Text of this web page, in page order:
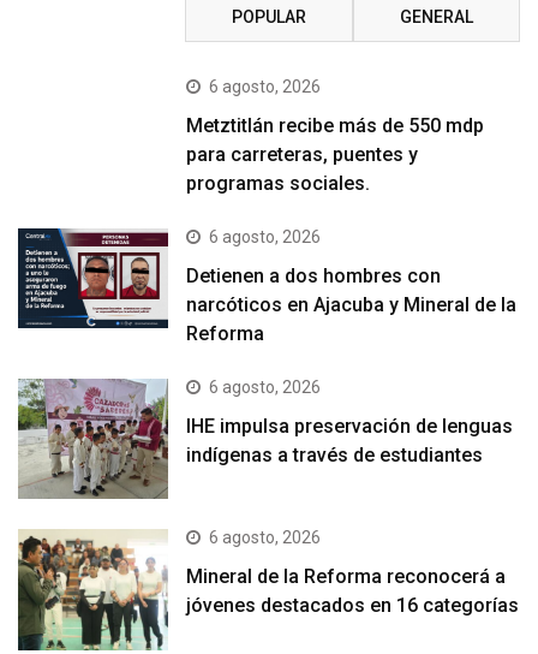
POPULAR GENERAL
6 agosto, 2026
Metztitlán recibe más de 550 mdp
para carreteras, puentes y
programas sociales.
6 agosto, 2026
Detienen a dos hombres con
narcóticos en Ajacuba y Mineral de la
Reforma
6 agosto, 2026
IHE impulsa preservación de lenguas
indígenas a través de estudiantes
6 agosto, 2026
Mineral de la Reforma reconocerá a
jóvenes destacados en 16 categorías